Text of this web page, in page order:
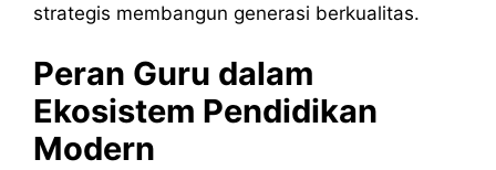
strategis membangun generasi berkualitas.
Peran Guru dalam
Ekosistem Pendidikan
Modern